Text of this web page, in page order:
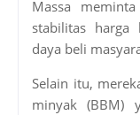
Massa
stabilitas harga
daya beli
Selain itu,
minyak (BBM)